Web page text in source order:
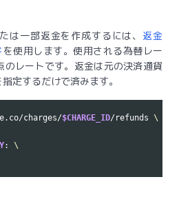
は一部返金を作成するには、 返金
を使用します。使用される為替レー
のレートです。返金は元の決済通貨
定するだけで済みます。
charges/$CHARGE_ID/refunds \
: \